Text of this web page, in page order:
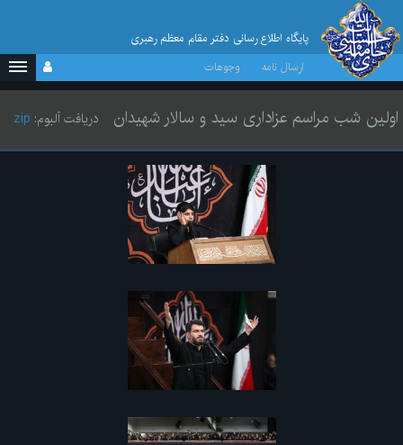
پایگاه اطلاع رسانی دفتر مقام معظم رهبری
ارسال نامه
وجوهات
اولین شب مراسم عزاداری سید و سالار شهیدان دریافت آلبوم: zip